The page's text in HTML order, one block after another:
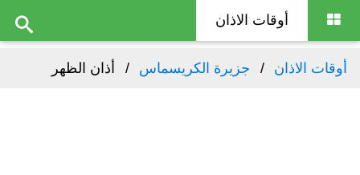
أوقات الاذان
أوقات الاذان جزيرة الكريسماس أذان الظهر